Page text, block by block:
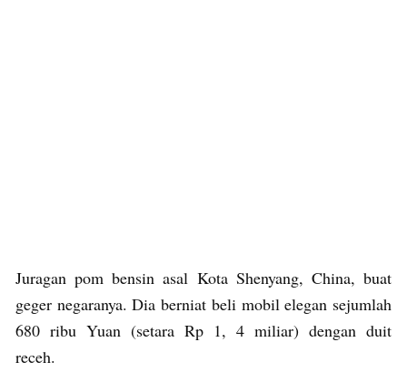
Juragan pom bensin asal Kota Shenyang, China, buat
geger negaranya. Dia berniat beli mobil elegan sejumlah
680 ribu Yuan (setara Rp 1, 4 miliar) dengan duit
receh.